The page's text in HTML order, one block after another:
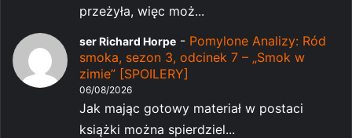
przeżyła, więc moż...
ser Richard Horpe - Pomylone Analizy: Ród
smoka, sezon 3, odcinek 7 – „Smok w
zimie” [SPOILERY]
06/08/2026
Jak mając gotowy materiał w postaci
książki można spierdziel...